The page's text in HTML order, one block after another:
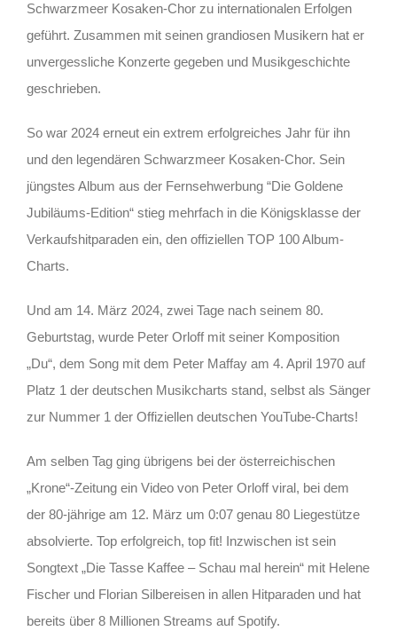
Schwarzmeer Kosaken-Chor zu internationalen Erfolgen
geführt. Zusammen mit seinen grandiosen Musikern hat er
unvergessliche Konzerte gegeben und Musikgeschichte
geschrieben.
So war 2024 erneut ein extrem erfolgreiches Jahr für ihn
und den legendären Schwarzmeer Kosaken-Chor. Sein
jüngstes Album aus der Fernsehwerbung “Die Goldene
Jubiläums-Edition“ stieg mehrfach in die Königsklasse der
Verkaufshitparaden ein, den offiziellen TOP 100 Album-
Charts.
Und am 14. März 2024, zwei Tage nach seinem 80.
Geburtstag, wurde Peter Orloff mit seiner Komposition
„Du“, dem Song mit dem Peter Maffay am 4. April 1970 auf
Platz 1 der deutschen Musikcharts stand, selbst als Sänger
zur Nummer 1 der Offiziellen deutschen YouTube-Charts!
Am selben Tag ging übrigens bei der österreichischen
„Krone“-Zeitung ein Video von Peter Orloff viral, bei dem
der 80-jährige am 12. März um 0:07 genau 80 Liegestütze
absolvierte. Top erfolgreich, top fit! Inzwischen ist sein
Songtext „Die Tasse Kaffee – Schau mal herein“ mit Helene
Fischer und Florian Silbereisen in allen Hitparaden und hat
bereits über 8 Millionen Streams auf Spotify.